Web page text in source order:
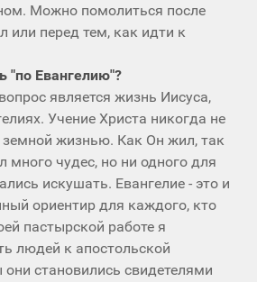
Можно помолиться после
или перед тем, как идти к
"по Евангелию"?
является жизнь Иисуса,
Учение Христа никогда не
земной жизнью. Как Он жил, так
много чудес, но ни одного для
искушать. Евангелие - это и
ориентир для каждого, кто
пастырской работе я
людей к апостольской
они становились свидетелями